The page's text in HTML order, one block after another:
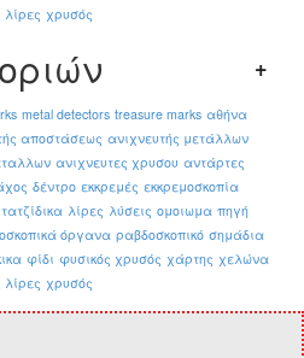
χρυσός
metal detectors treasure marks αθήνα
αποστάσεως ανιχνευτής μετάλλων
ανιχνευτες χρυσου αντάρτες
δέντρο εκκρεμές εκκρεμοσκοπία
λίρες λύσεις ομοιωμα πηγή
όργανα ραβδοσκοπικό σημάδια
φίδι φυσικός χρυσός χάρτης χελώνα
χρυσός